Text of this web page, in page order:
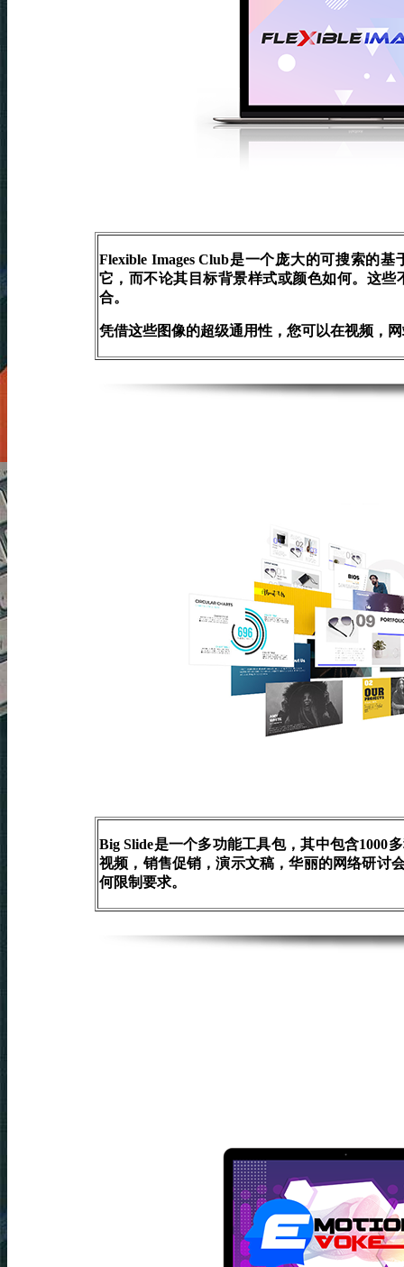
Flexible Images Club是一个庞大的可搜索的
它，而不论其目标背景样式或颜色如何。这
合。
凭借这些图像的超级通用性，您可以在视频，
Big Slide是一个多功能工具包，其中包含1000
视频，销售促销，演示文稿，华丽的网络研讨
何限制要求。